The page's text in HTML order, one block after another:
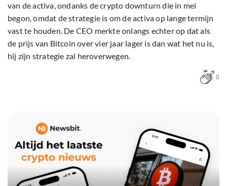
van de activa, ondanks de crypto downturn die in mei
begon, omdat de strategie is om de activa op lange termijn
vast te houden. De CEO merkte onlangs echter op dat als
de prijs van Bitcoin over vier jaar lager is dan wat het nu is,
hij zijn strategie zal heroverwegen.
0